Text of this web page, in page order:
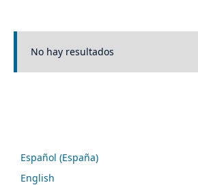
No hay resultados
Español (España)
English